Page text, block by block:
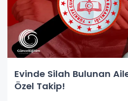
Evinde Silah Bulunan
Özel Takip!